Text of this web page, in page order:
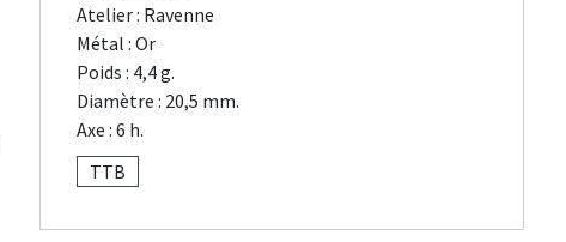
Atelier : Ravenne
Métal : Or
Poids : 4,4 g.
Diamètre : 20,5 mm.
Axe : 6 h.
TTB